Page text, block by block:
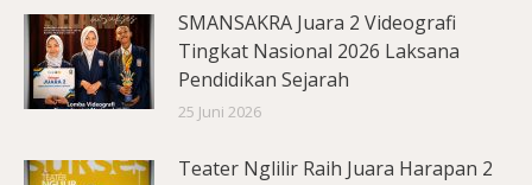
SMANSAKRA Juara 2 Videografi
Tingkat Nasional 2026 Laksana
Pendidikan Sejarah
25 Juni 2026
Teater Nglilir Raih Juara Harapan 2